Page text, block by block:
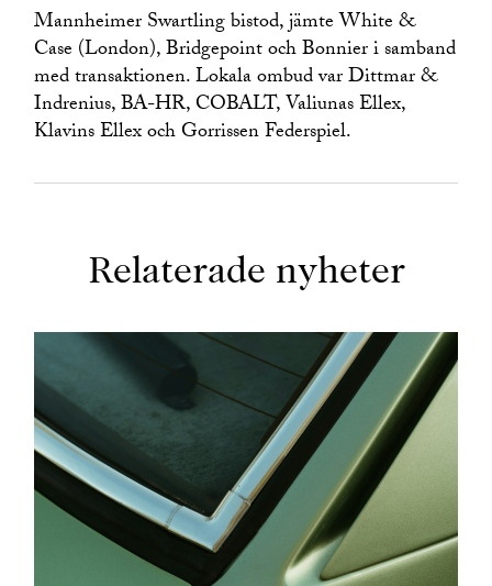
Mannheimer Swartling bistod, jämte White &
Case (London), Bridgepoint och Bonnier i samband
med transaktionen. Lokala ombud var Dittmar &
Indrenius, BA-HR, COBALT, Valiunas Ellex,
Klavins Ellex och Gorrissen Federspiel.
Relaterade nyheter